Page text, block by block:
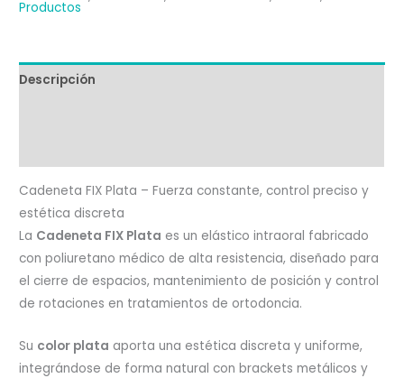
cantidad
Productos
Descripción
Cadeneta FIX Plata – Fuerza constante, control preciso y
estética discreta
La Cadeneta FIX Plata es un elástico intraoral fabricado
con poliuretano médico de alta resistencia, diseñado para
el cierre de espacios, mantenimiento de posición y control
de rotaciones en tratamientos de ortodoncia.
Su color plata aporta una estética discreta y uniforme,
integrándose de forma natural con brackets metálicos y